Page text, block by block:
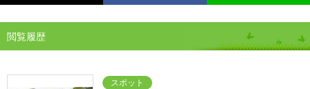
閲覧履歴